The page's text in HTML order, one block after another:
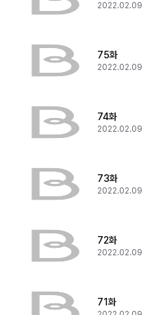
2022.02.09
75화
2022.02.09
74화
2022.02.09
73화
2022.02.09
72화
2022.02.09
71화